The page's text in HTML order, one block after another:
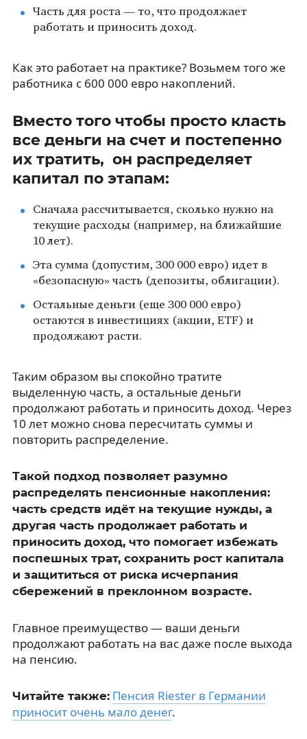
Часть для роста — то, что продолжает
работать и приносить доход.
Как это работает на практике? Возьмем того же
работника с 600 000 евро накоплений.
Вместо того чтобы просто класть
все деньги на счет и постепенно
их тратить, он распределяет
капитал по этапам:
Сначала рассчитывается, сколько нужно на
текущие расходы (например, на ближайшие
10 лет).
Эта сумма (допустим, 300 000 евро) идет в
«безопасную» часть (депозиты, облигации).
Остальные деньги (еще 300 000 евро)
остаются в инвестициях (акции, ETF) и
продолжают расти.
Таким образом вы спокойно тратите
выделенную часть, а остальные деньги
продолжают работать и приносить доход. Через
10 лет можно снова пересчитать суммы и
повторить распределение.
Такой подход позволяет разумно
распределять пенсионные накопления:
часть средств идёт на текущие нужды, а
другая часть продолжает работать и
приносить доход, что помогает избежать
поспешных трат, сохранить рост капитала
и защититься от риска исчерпания
сбережений в преклонном возрасте.
Главное преимущество — ваши деньги
продолжают работать на вас даже после выхода
на пенсию.
Читайте также: Пенсия Riester в Германии
приносит очень мало денег.